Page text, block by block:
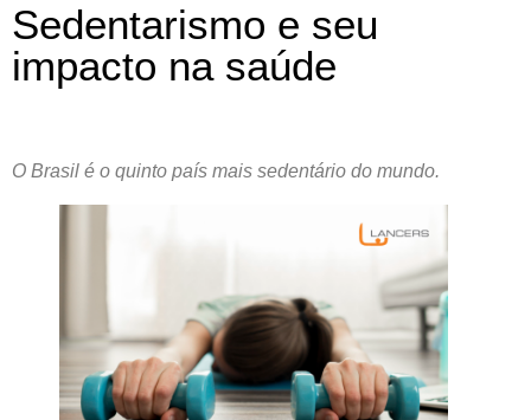
Sedentarismo e seu
impacto na saúde
O Brasil é o quinto país mais sedentário do mundo.